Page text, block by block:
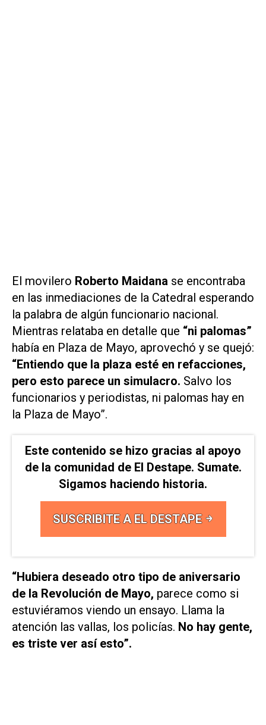
El movilero Roberto Maidana se encontraba
en las inmediaciones de la Catedral esperando
la palabra de algún funcionario nacional.
Mientras relataba en detalle que “ni palomas”
había en Plaza de Mayo, aprovechó y se quejó:
“Entiendo que la plaza esté en refacciones,
pero esto parece un simulacro. Salvo los
funcionarios y periodistas, ni palomas hay en
la Plaza de Mayo”.
Este contenido se hizo gracias al apoyo
de la comunidad de El Destape. Sumate.
Sigamos haciendo historia.
SUSCRIBITE A EL DESTAPE
“Hubiera deseado otro tipo de aniversario
de la Revolución de Mayo, parece como si
estuviéramos viendo un ensayo. Llama la
atención las vallas, los policías. No hay gente,
es triste ver así esto”.